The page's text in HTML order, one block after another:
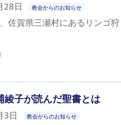
28日 教会からのお知らせ
佐賀県三瀬村にあるリンゴ
綾子が読んだ聖書とは
3日 教会からのお知らせ